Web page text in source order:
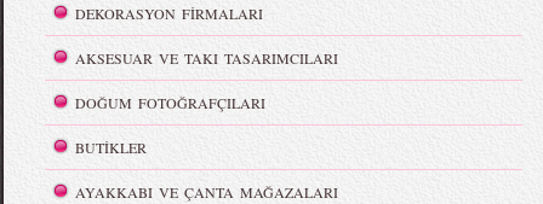
DEKORASYON FİRMALARI
AKSESUAR VE TAKI TASARIMCILARI
DOĞUM FOTOĞRAFÇILARI
BUTİKLER
AYAKKABI VE ÇANTA MAĞAZALARI